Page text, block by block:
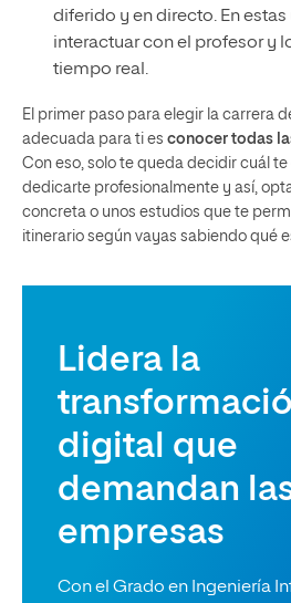
diferido y en directo. En
interactuar con el profesor y
tiempo real.
El primer paso para elegir la carrera
adecuada para ti es conocer todas
Con eso, solo te queda decidir cuál
dedicarte profesionalmente y así,
concreta o unos estudios que te
itinerario según vayas sabiendo qué
Lidera la
digital que
demandan
empresas
Con el Grado en Ingeniería